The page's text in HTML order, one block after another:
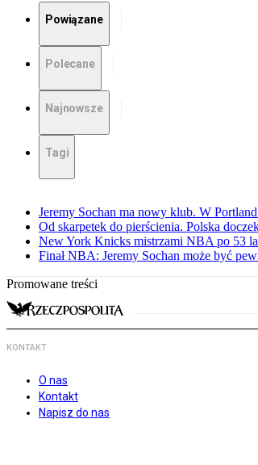
Powiązane
Polecane
Najnowsze
Tagi
Jeremy Sochan ma nowy klub. W
Od skarpetek do pierścienia. Polska
New York Knicks mistrzami NBA po 53
Finał NBA: Jeremy Sochan może być
Promowane treści
KONTAKT
O nas
Kontakt
Napisz do nas